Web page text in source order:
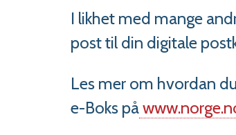
I likhet med mange
post til din digitale
Les mer om hvordan
e-Boks på